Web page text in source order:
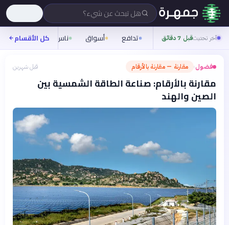
هل تبحث عن شيء؟
آخر تحديثقبل 7 دقائق تدافع أسواق ناس روح
كل الأقسام
فضول› مقارنة — مقارنة بالأرقام قبل شهرين
مقارنة بالأرقام: صناعة الطاقة الشمسية بين
الصين والهند